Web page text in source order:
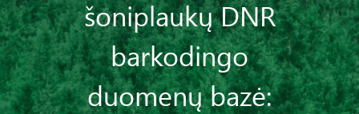
šoniplaukų DNR
barkodingo
duomenų bazė: